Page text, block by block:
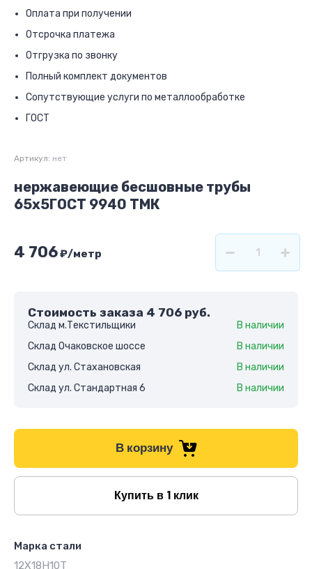
Оплата при получении
Отсрочка платежа
Отгрузка по звонку
Полный комплект документов
Сопутствующие услуги по металлообработке
ГОСТ
Артикул: нет
нержавеющие бесшовные трубы
65x5ГОСТ 9940 ТМК
4 706₽/метр
Стоимость заказа 4 706 руб.
Склад м.Текстильщики
В наличии
Склад Очаковское шоссе
В наличии
Склад ул. Стахановская
В наличии
Склад ул. Стандартная 6
В наличии
В корзину
Купить в 1 клик
Марка стали
12Х18Н10Т